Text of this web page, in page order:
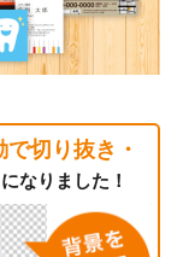
で切り抜き・
なりました！